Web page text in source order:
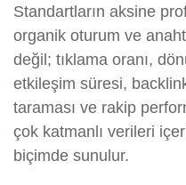
Standartların aksine
organik oturum ve
değil; tıklama oranı,
etkileşim süresi,
taraması ve rakip
çok katmanlı verileri
biçimde sunulur.